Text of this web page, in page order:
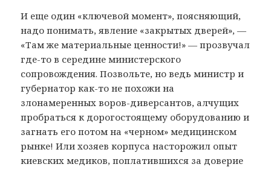
И еще один «ключевой момент», поясняющий,
надо понимать, явление «закрытых дверей», —
«Там же материальные ценности!» — прозвучал
где-то в середине министерского
сопровождения. Позвольте, но ведь министр и
губернатор как-то не похожи на
злонамеренных воров-диверсантов, алчущих
пробраться к дорогостоящему оборудованию и
загнать его потом на «черном» медицинском
рынке! Или хозяев корпуса насторожил опыт
киевских медиков, поплатившихся за доверие